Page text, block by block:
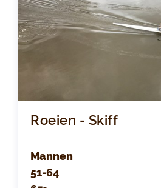
Roeien - Skiff
Mannen
51-64